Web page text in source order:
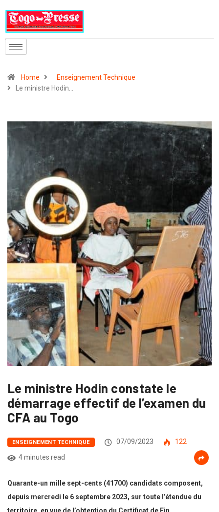
Home
Enseignement Technique
Le ministre Hodin…
Le ministre Hodin constate le
démarrage effectif de l’examen du
CFA au Togo
ENSEIGNEMENT TECHNIQUE 07/09/2023
122
4 minutes read
Quarante-un mille sept-cents (41700) candidats composent,
depuis mercredi le 6 septembre 2023, sur toute l’étendue du